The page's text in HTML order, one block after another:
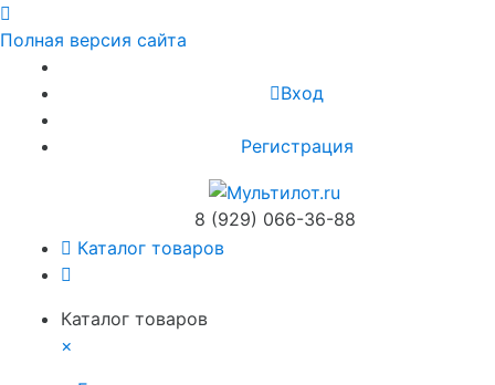
Полная версия сайта
Вход
Регистрация
8 (929) 066-36-88
Каталог товаров
Каталог товаров
×